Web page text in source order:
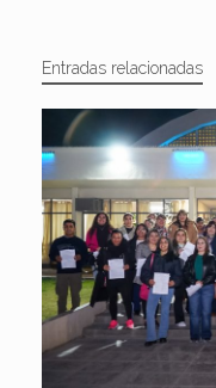
Entradas relacionadas